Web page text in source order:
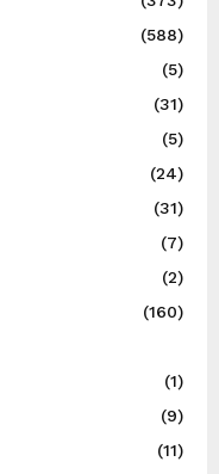
(588)
(5)
(31)
(5)
(24)
(31)
(7)
(2)
(160)
(1)
(9)
(11)